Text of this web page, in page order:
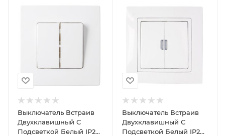
Выключатель Встраив
Двухклавишный С
Подсветкой Белый IP20
Выключатель Встраив
Двухклавишный С
Подсветкой Белый IP20